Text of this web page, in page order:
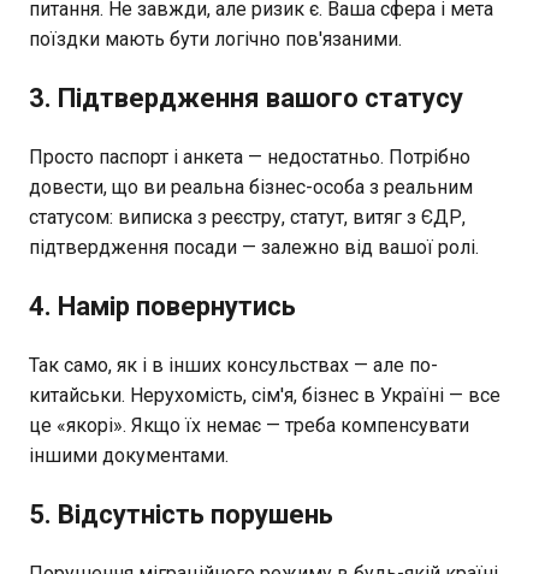
питання. Не завжди, але ризик є. Ваша сфера і мета
поїздки мають бути логічно пов'язаними.
3. Підтвердження вашого статусу
Просто паспорт і анкета — недостатньо. Потрібно
довести, що ви реальна бізнес-особа з реальним
статусом: виписка з реєстру, статут, витяг з ЄДР,
підтвердження посади — залежно від вашої ролі.
4. Намір повернутись
Так само, як і в інших консульствах — але по-
китайськи. Нерухомість, сім'я, бізнес в Україні — все
це «якорі». Якщо їх немає — треба компенсувати
іншими документами.
5. Відсутність порушень